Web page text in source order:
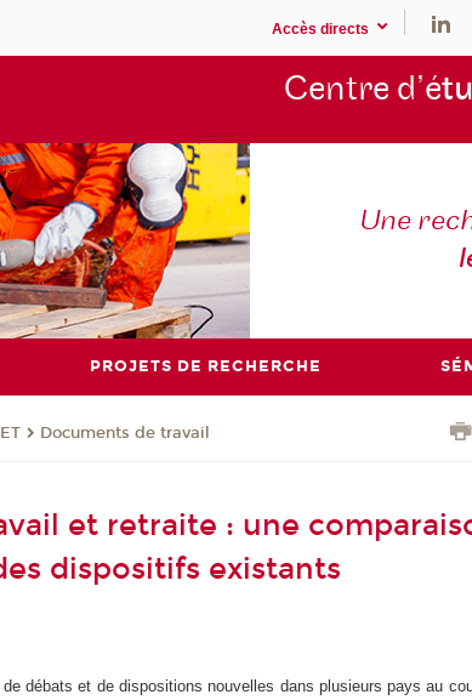
Accès directs
Centre d’é
Une
PROJETS DE RECHERCHE
Documents de travail
et retraite : une
dispositifs existants
de débats et de dispositions nouvelles dans plusieurs pays au